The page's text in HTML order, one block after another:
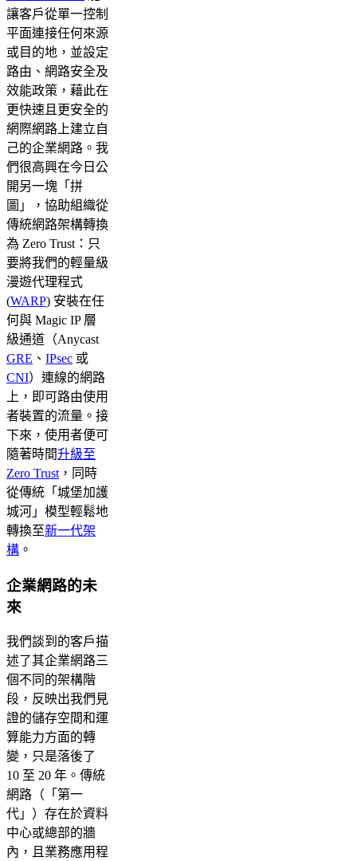
讓客戶從單一控制
平面連接任何來源
或目的地，並設定
路由、網路安全及
效能政策，藉此在
更快速且更安全的
網際網路上建立自
己的企業網路。我
們很高興在今日公
開另一塊「拼
圖」，協助組織從
傳統網路架構轉換
為 Zero Trust：只
要將我們的輕量級
漫遊代理程式
(WARP) 安裝在任
何與 Magic IP 層
級通道（Anycast
GRE 、 IPsec 或
CNI）連線的網路
上，即可路由使用
者裝置的流量。接
下來，使用者便可
隨著時間升級至
Zero Trust ，同時
從傳統「城堡加護
城河」模型輕鬆地
轉換至新一代架
構 。
企業網路的未
來
我們談到的客戶描
述了其企業網路三
個不同的架構階
段，反映出我們見
證的儲存空間和運
算能力方面的轉
變，只是落後了
10 至 20 年。傳統
網路（「第一
代」）存在於資料
中心或總部的牆
內，且業務應用程